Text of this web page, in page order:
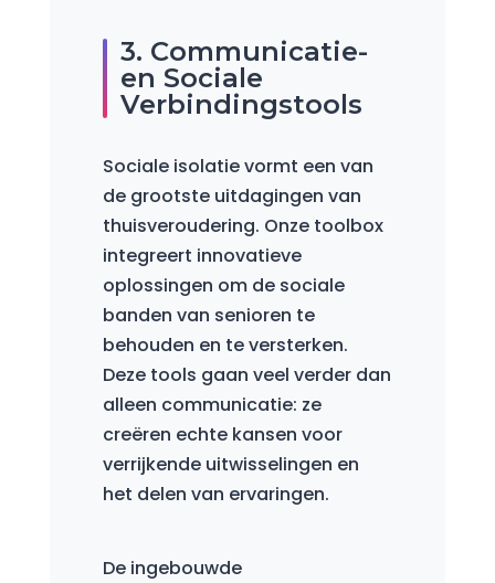
3. Communicatie-
en Sociale
Verbindingstools
Sociale isolatie vormt een van
de grootste uitdagingen van
thuisveroudering. Onze toolbox
integreert innovatieve
oplossingen om de sociale
banden van senioren te
behouden en te versterken.
Deze tools gaan veel verder dan
alleen communicatie: ze
creëren echte kansen voor
verrijkende uitwisselingen en
het delen van ervaringen.
De ingebouwde